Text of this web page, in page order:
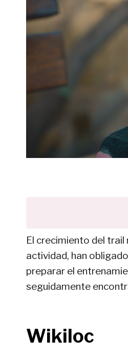
El crecimiento del
actividad, han
preparar el
seguidamente
Wikiloc